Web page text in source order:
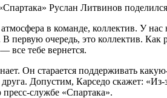
Руслан Литвинов
в команде, коллектив. У
первую очередь, это коллектив. Как
все тебе вернется.
Он старается поддерживать
Допустим, Карседо скажет:
службе «Спартака».